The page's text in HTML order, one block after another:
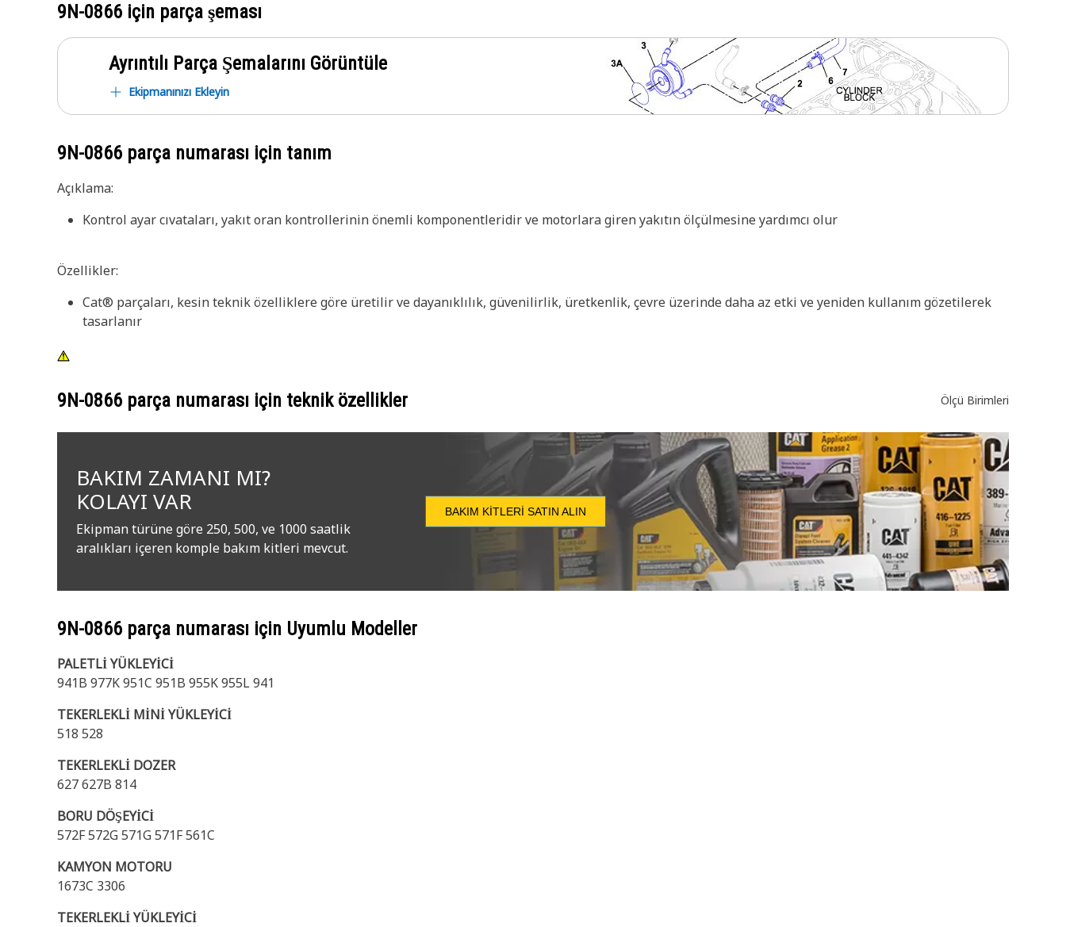
9N-0866 için parça şeması
Ayrıntılı Parça Şemalarını Görüntüle
Ekipmanınızı Ekleyin
9N-0866 parça numarası için tanım
Açıklama:
Kontrol ayar cıvataları, yakıt oran kontrollerinin önemli komponentleridir ve motorlara giren yakıtın ölçülmesine yardımcı olur
Özellikler:
Cat® parçaları, kesin teknik özelliklere göre üretilir ve dayanıklılık, güvenilirlik, üretkenlik, çevre üzerinde daha az etki ve yeniden kullanım gözetilerek
tasarlanır
9N-0866 parça numarası için teknik özellikler Ölçü Birimleri
BAKIM ZAMANI MI?
KOLAYI VAR
Ekipman türüne göre 250, 500, ve 1000 saatlik
aralıkları içeren komple bakım kitleri mevcut.
BAKIM KITLERI SATIN ALIN
9N-0866 parça numarası için Uyumlu Modeller
PALETLİ YÜKLEYİCİ
941B 977K 951C 951B 955K 955L 941
TEKERLEKLİ MİNİ YÜKLEYİCİ
518 528
TEKERLEKLİ DOZER
627 627B 814
BORU DÖŞEYİCİ
572F 572G 571G 571F 561C
KAMYON MOTORU
1673C 3306
TEKERLEKLİ YÜKLEYİCİ